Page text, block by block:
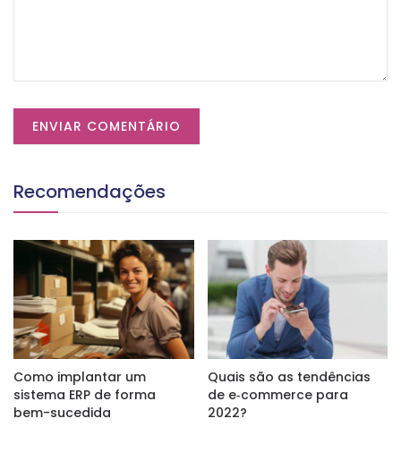
Recomendações
Como implantar um
sistema ERP de forma
bem-sucedida
Quais são as tendências
de e‑commerce para
2022?